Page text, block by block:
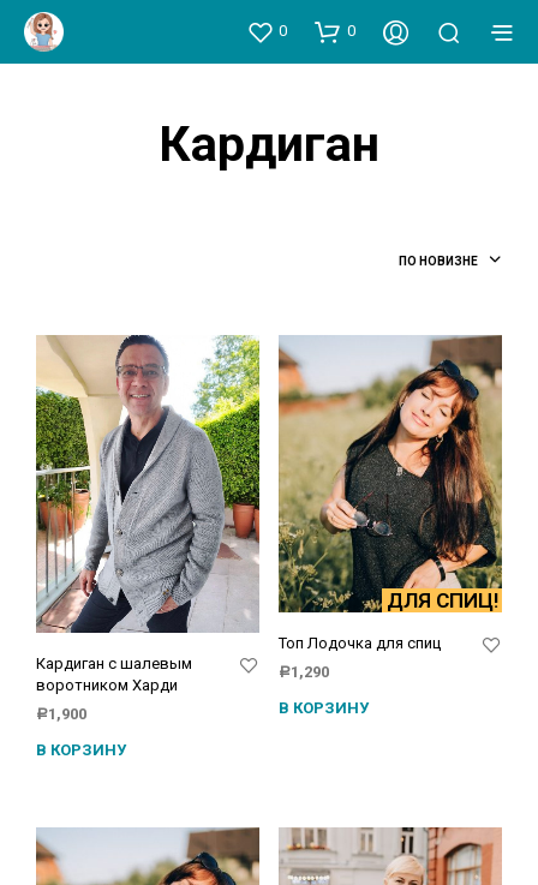
0 0
Кардиган
ПО НОВИЗНЕ
Кардиган с шалевым
воротником Харди
Р1,900
В КОРЗИНУ
ДЛЯ СПИЦ!
Топ Лодочка для спиц
Р1,290
В КОРЗИНУ